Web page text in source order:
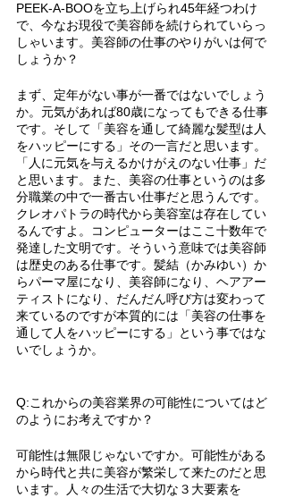
PEEK-A-BOOを立ち上げられ45年経つわけ
で、今なお現役で美容師を続けられていらっ
しゃいます。美容師の仕事のやりがいは何で
しょうか？
まず、定年がない事が一番ではないでしょう
か。元気があれば80歳になってもできる仕事
です。そして「美容を通して綺麗な髪型は人
をハッピーにする」その一言だと思います。
「人に元気を与えるかけがえのない仕事」だ
と思います。また、美容の仕事というのは多
分職業の中で一番古い仕事だと思うんです。
クレオパトラの時代から美容室は存在してい
るんですよ。コンピューターはここ十数年で
発達した文明です。そういう意味では美容師
は歴史のある仕事です。髪結（かみゆい）か
らパーマ屋になり、美容師になり、ヘアアー
ティストになり、だんだん呼び方は変わって
来ているのですが本質的には「美容の仕事を
通して人をハッピーにする」という事ではな
いでしょうか。
Q:これからの美容業界の可能性についてはど
のようにお考えですか？
可能性は無限じゃないですか。可能性がある
から時代と共に美容が繁栄して来たのだと思
います。人々の生活で大切な３大要素を